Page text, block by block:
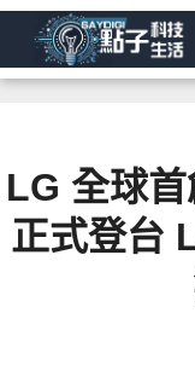
LG 全球
正式登台